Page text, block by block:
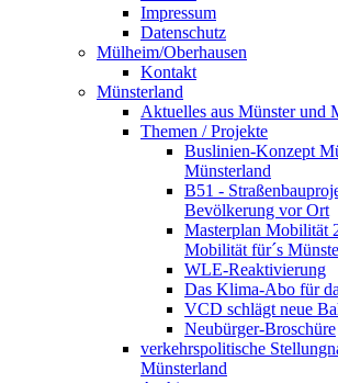
Impressum
Datenschutz
Mülheim/Oberhausen
Kontakt
Münsterland
Aktuelles aus Münster und
Themen / Projekte
Buslinien-Konzept
Münsterland
B51 -
Bevölkerung vor Ort
Masterplan Mobilität
Mobilität für´s
WLE-Reaktivierung
Das Klima-Abo für
VCD schlägt neue
Neubürger-Broschüre
verkehrspolitische
Münsterland